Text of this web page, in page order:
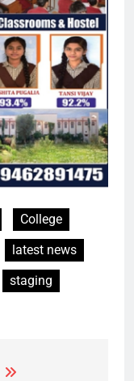
College
latest news
staging